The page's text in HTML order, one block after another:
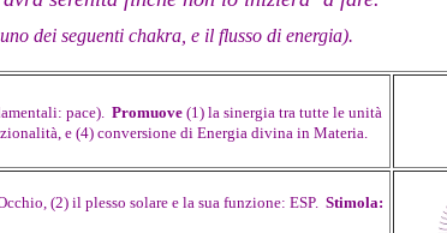
dei seguenti chakra, e il flusso di energia).
pace). Promuove (1) la sinergia tra tutte le unità
e (4) conversione di Energia divina in Materia.
(2) il plesso solare e la sua funzione: ESP. Stimola: